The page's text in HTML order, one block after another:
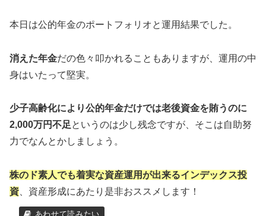
本日は公的年金のポートフォリオと運用結果でした。
消えた年金だの色々叩かれることもありますが、運用の中
身はいたって堅実。
少子高齢化により公的年金だけでは老後資金を賄うのに
2,000万円不足というのは少し残念ですが、そこは自助努
力でなんとかしましょう。
株のド素人でも着実な資産運用が出来るインデックス投
資 、資産形成にあたり是非おススメします！